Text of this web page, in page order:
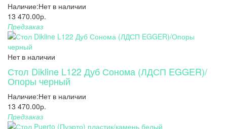
Наличие:Нет в наличии
13 470.00р.
Предзаказ
Нет в наличии
Стол Dikline L122 Дуб Сонома (ЛДСП EGGER)/
Опоры черный
Наличие:Нет в наличии
13 470.00р.
Предзаказ